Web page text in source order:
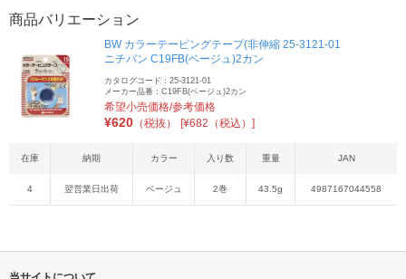
商品バリエーション
BW カラーテーピングテープ(非伸縮 25-3121-01
ニチバン C19FB(ベージュ)2カン
カタログコード：25-3121-01
メーカー品番：C19FB(ベージュ)2カン
希望小売価格/参考価格
¥620 （税抜） [¥682（税込）]
在庫 納期 カラー 入り数 重量 JAN
4 翌営業日出荷 ベージュ 2巻 43.5g 4987167044558